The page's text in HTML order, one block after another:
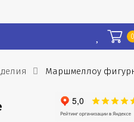
Маршмеллоу